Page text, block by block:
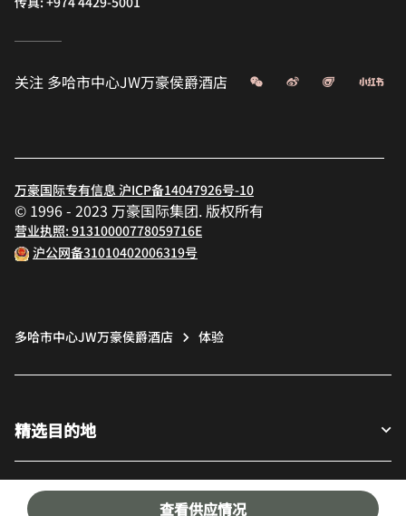
查看供应情况
关注 多哈市中心JW万豪侯爵酒店 微信 微博 飞猪 小
万豪国际专有信息 沪ICP备14047926号-10
© 1996 - 2023 万豪国际集团. 版权所有
营业执照: 91310000778059716E
沪公网备31010402006319号
多哈市中心JW万豪侯爵酒店 体验
精选目的地
宾客适用